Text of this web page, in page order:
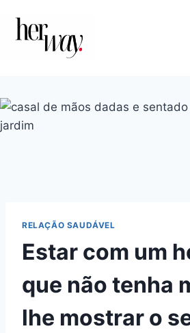
RELAÇÃO SAUDÁVEL
Estar com um
que não tenha
lhe mostrar o